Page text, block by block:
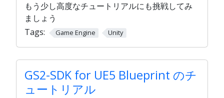
もう少し高度なチュートリアルにも挑戦してみ
ましょう
Tags:
Game Engine Unity
GS2-SDK for UE5 Blueprint のチ
ュートリアル